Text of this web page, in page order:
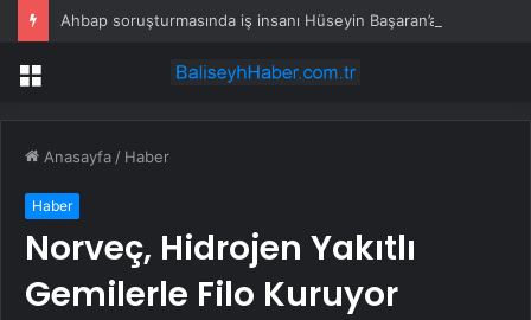
Menü
Anasayfa / Haber
Haber
Norveç, Hidrojen Yakıtlı
Gemilerle Filo Kuruyor